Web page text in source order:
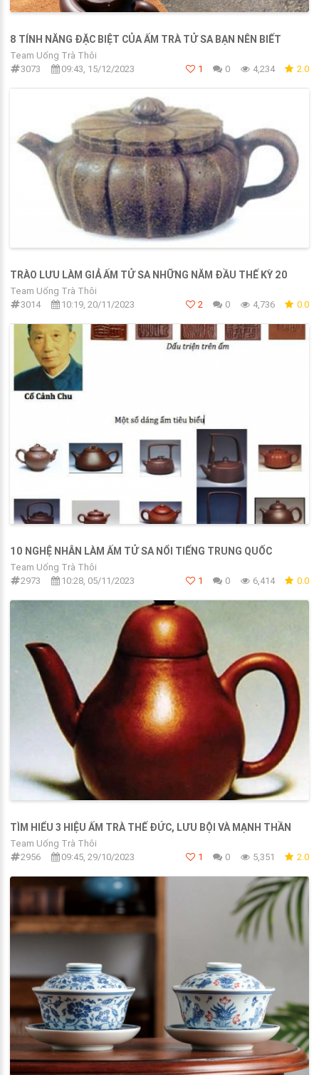
8 TÍNH NĂNG ĐẶC BIỆT CỦA ẤM TRÀ TỬ SA BẠN NÊN BIẾT
Team Uống Trà Thôi
3073
09:43, 15/12/2023 1 0 4,234 2.0
TRÀO LƯU LÀM GIẢ ẤM TỬ SA NHỮNG NĂM ĐẦU THẾ KỲ 20
Team Uống Trà Thôi
3014
10:19, 20/11/2023 2 0 4,736 0.0
10 NGHỆ NHÂN LÀM ẤM TỬ SA NỔI TIẾNG TRUNG QUỐC
Team Uống Trà Thôi
2973
10:28, 05/11/2023 1 0 6,414 0.0
TÌM HIỂU 3 HIỆU ẤM TRÀ THẾ ĐỨC, LƯU BỘI VÀ MẠNH THẦN
Team Uống Trà Thôi
2956
09:45, 29/10/2023 1 0 5,351 2.0